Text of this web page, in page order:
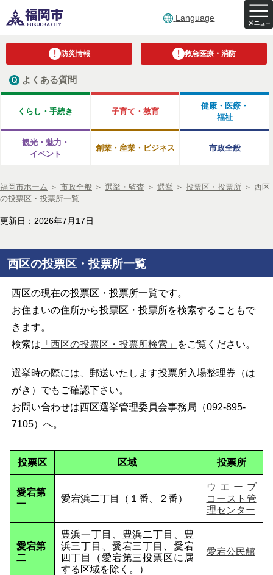
Language
防災情報 救急医療・消防
よくある質問
くらし・手続き 子育て・教育
健康・医療・
福祉
観光・魅力・
イベント
創業・産業・ビジネス 市政全般
福岡市ホーム ＞ 市政全般 ＞ 選挙・監査 ＞ 選挙 ＞ 投票区・投票所 ＞ 西区
の投票区・投票所一覧
更新日：2026年7月17日
西区の投票区・投票所一覧
西区の現在の投票区・投票所一覧です。
お住まいの住所から投票区・投票所を検索することもで
きます。
検索は 「西区の投票区・投票所検索」 をご覧ください。
選挙時の際には、郵送いたします投票所入場整理券（は
がき）でもご確認下さい。
お問い合わせは西区選挙管理委員会事務局（092-895-
7105）へ。
投票区 区域 投票所
愛宕第
一
愛宕浜二丁目（１番、２番）
ウエーブ
コースト管
理センター
愛宕第
二
豊浜一丁目、豊浜二丁目、豊
浜三丁目、愛宕三丁目、愛宕
四丁目（愛宕第三投票区に属
する区域を除く。）
愛宕公民館